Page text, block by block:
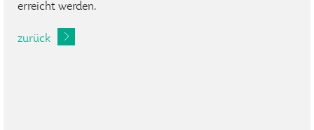
erreicht werden.
zurück